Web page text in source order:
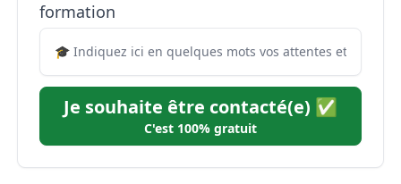
formation
Je souhaite être contacté(e) ✅
C'est 100% gratuit